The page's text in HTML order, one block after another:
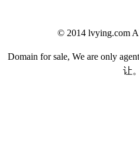
© 2014 lvying.com
Domain for sale, We are only
让。